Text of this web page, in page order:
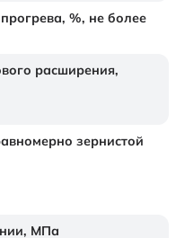
%, не более
расширения,
зернистой
МПа